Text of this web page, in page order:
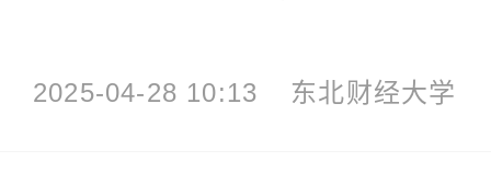
2025-04-28 10:13 东北财经大学